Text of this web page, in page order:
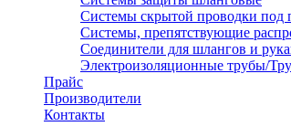
Системы скрытой проводки под
Системы, препятствующие
Соединители для шлангов и
Электроизоляционные трубы/
Прайс
Производители
Контакты